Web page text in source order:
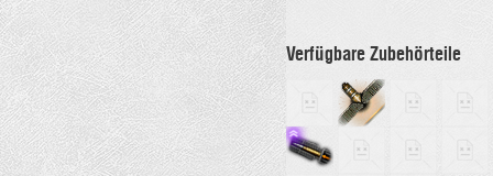
Verfügbare Zubehörteile